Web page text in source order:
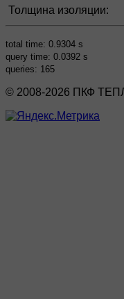
Толщина изоляции:
total time: 0.9304 s
query time: 0.0392 s
queries: 165
© 2008-2026 ПКФ